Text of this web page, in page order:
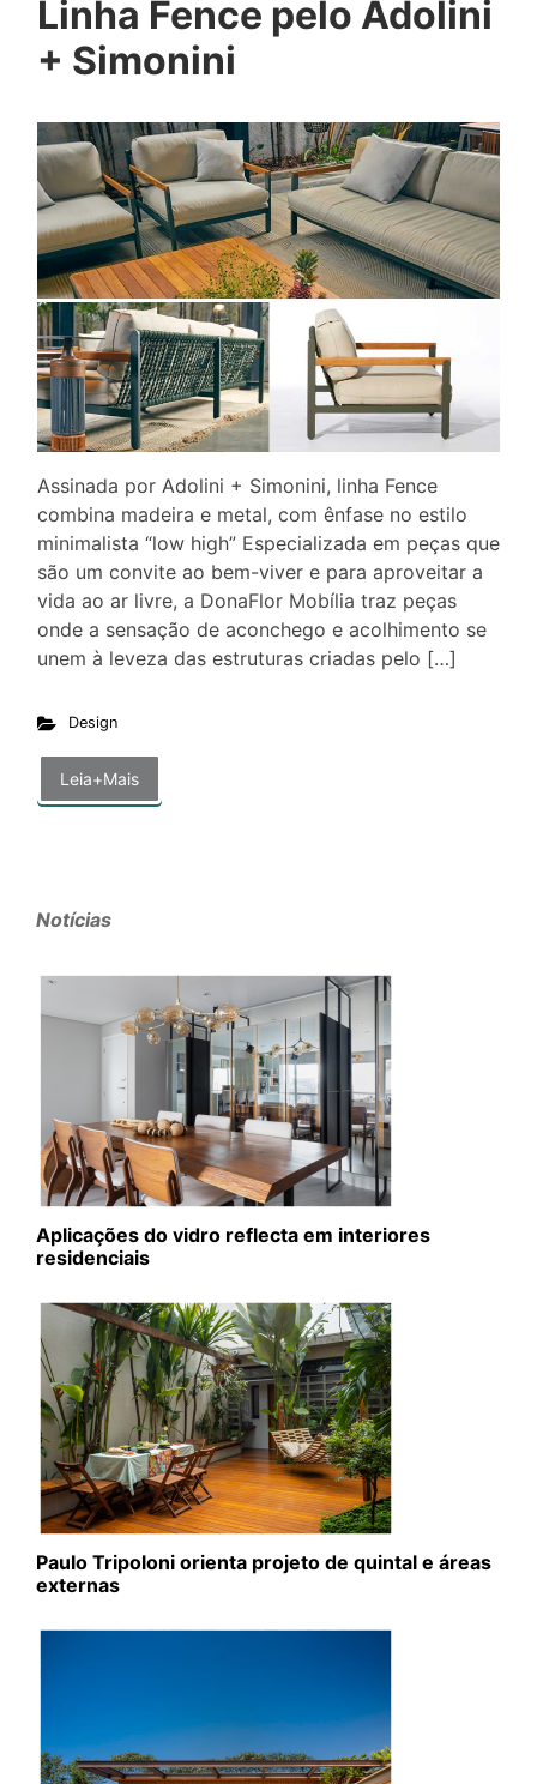
Linha Fence pelo Adolini
+ Simonini
Assinada por Adolini + Simonini, linha Fence
combina madeira e metal, com ênfase no estilo
minimalista “low high” Especializada em peças que
são um convite ao bem-viver e para aproveitar a
vida ao ar livre, a DonaFlor Mobília traz peças
onde a sensação de aconchego e acolhimento se
unem à leveza das estruturas criadas pelo […]
Design
Leia+Mais
Notícias
Aplicações do vidro reflecta em interiores
residenciais
Paulo Tripoloni orienta projeto de quintal e áreas
externas